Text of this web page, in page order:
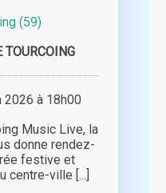
(59)
TOURCOING
à 18h00
Music Live, la
donne rendez-
festive et
centre-ville [...]